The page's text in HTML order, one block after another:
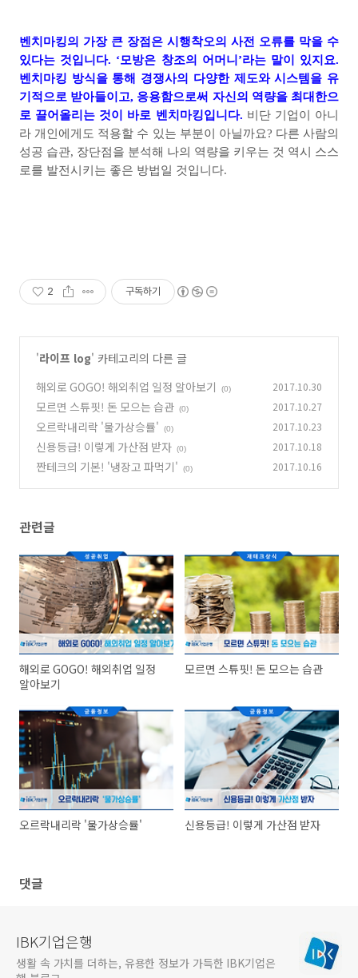
벤치마킹의 가장 큰 장점은 시행착오의 사전 오류를 막을 수
있다는 것입니다. ‘모방은 창조의 어머니’라는 말이 있지요.
벤치마킹 방식을 통해 경쟁사의 다양한 제도와 시스템을 유
기적으로 받아들이고, 응용함으로써 자신의 역량을 최대한으
로 끌어올리는 것이 바로 벤치마킹입니다. 비단 기업이 아니
라 개인에게도 적용할 수 있는 부분이 아닐까요? 다른 사람의
성공 습관, 장단점을 분석해 나의 역량을 키우는 것 역시 스스
로를 발전시키는 좋은 방법일 것입니다.
2 구독하기
'라이프 log' 카테고리의 다른 글
해외로 GOGO! 해외취업 일정 알아보기
(0) 2017.10.30
모르면 스튜핏! 돈 모으는 습관 (0) 2017.10.27
오르락내리락 '물가상승률' (0) 2017.10.23
신용등급! 이렇게 가산점 받자 (0) 2017.10.18
짠테크의 기본! '냉장고 파먹기' (0) 2017.10.16
관련글
해외로 GOGO! 해외취업 일정
알아보기
모르면 스튜핏! 돈 모으는 습관
오르락내리락 '물가상승률' 신용등급! 이렇게 가산점 받자
댓글
IBK기업은행
생활 속 가치를 더하는, 유용한 정보가 가득한 IBK기업은